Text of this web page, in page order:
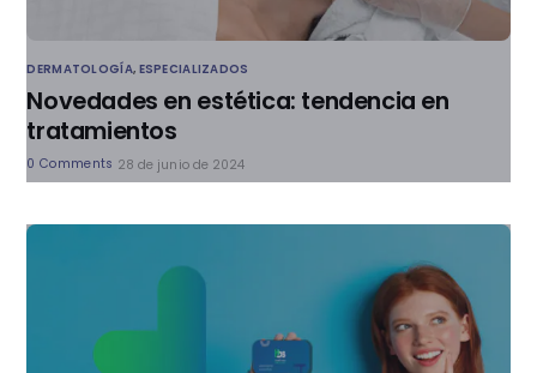
DERMATOLOGÍA, ESPECIALIZADOS
Novedades en estética: tendencia en
tratamientos
0 Comments 28 de junio de 2024